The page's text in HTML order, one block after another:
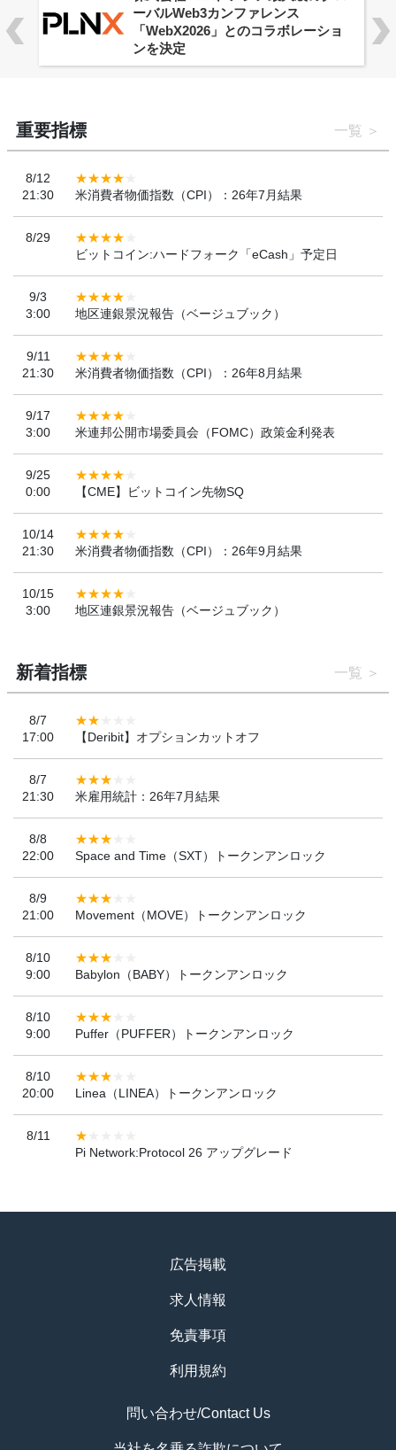
ーバルWeb3カンファレンス
「WebX2026」とのコラボレーショ
ンを決定
重要指標 一覧
8/12
21:30
米消費者物価指数（CPI）：26年7月結果
8/29
ビットコイン:ハードフォーク「eCash」予定日
9/3
3:00
地区連銀景況報告（ベージュブック）
9/11
21:30
米消費者物価指数（CPI）：26年8月結果
9/17
3:00
米連邦公開市場委員会（FOMC）政策金利発表
9/25
0:00
【CME】ビットコイン先物SQ
10/14
21:30
米消費者物価指数（CPI）：26年9月結果
10/15
3:00
地区連銀景況報告（ベージュブック）
新着指標 一覧
8/7
17:00
【Deribit】オプションカットオフ
8/7
21:30
米雇用統計：26年7月結果
8/8
22:00
Space and Time（SXT）トークンアンロック
8/9
21:00
Movement（MOVE）トークンアンロック
8/10
9:00
Babylon（BABY）トークンアンロック
8/10
9:00
Puffer（PUFFER）トークンアンロック
8/10
20:00
Linea（LINEA）トークンアンロック
8/11
Pi Network:Protocol 26 アップグレード
広告掲載
求人情報
免責事項
利用規約
問い合わせ/Contact Us